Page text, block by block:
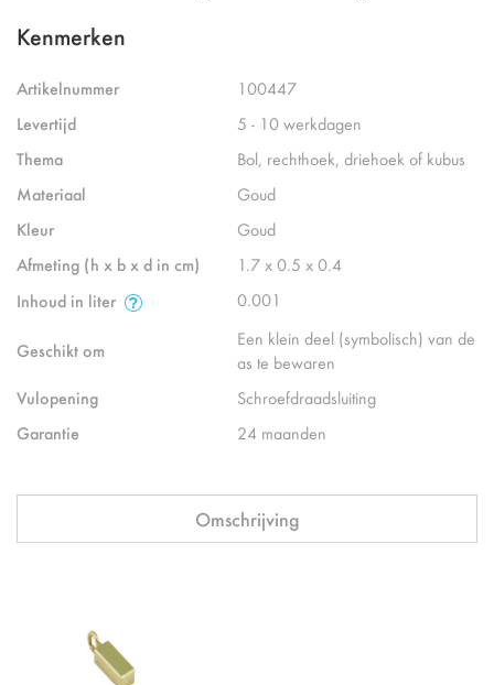
Kenmerken
Artikelnummer
100447
Levertijd
5 - 10 werkdagen
Thema
Bol, rechthoek, driehoek of kubus
Materiaal
Goud
Kleur
Goud
Afmeting (h x b x d in cm)
1.7 x 0.5 x 0.4
Inhoud in liter
0.001
Geschikt om
Een klein deel (symbolisch) van de
as te bewaren
Vulopening
Schroefdraadsluiting
Garantie
24 maanden
Omschrijving